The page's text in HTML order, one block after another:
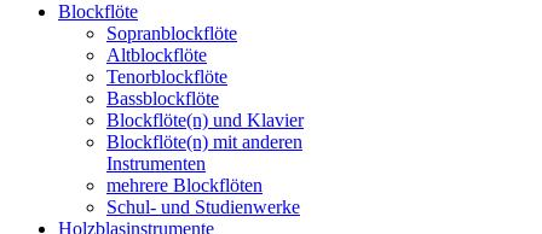
Blockflöte
Sopranblockflöte
Altblockflöte
Tenorblockflöte
Bassblockflöte
Blockflöte(n) und Klavier
Blockflöte(n) mit anderen
Instrumenten
mehrere Blockflöten
Schul- und Studienwerke
Holzblasinstrumente